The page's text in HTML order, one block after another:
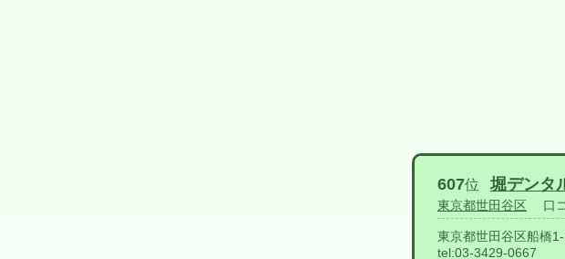
607位 堀デンタ
東京都世田谷区 口
東京都世田谷区船橋
tel:03-3429-0667